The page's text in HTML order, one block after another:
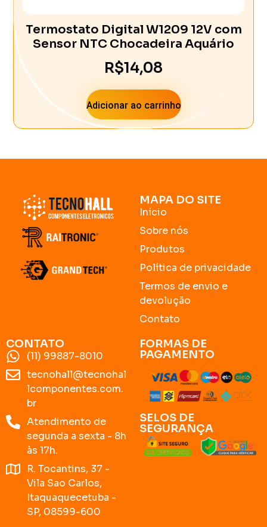
Termostato Digital W1209 12V com
Sensor NTC Chocadeira Aquário
R$14,08
Adicionar ao carrinho
MAPA DO SITE
Início
Sobre nós
Produtos
Política de privacidade
Termos de envio e
devolução
Contato
CONTATO
(11) 99887-8010
tecnohall@tecnohal
lcomponentes.com.
br
Atendimento de
segunda a sexta - 8h
às 17h.
R. Tocantins, 37 -
Vila Sao Carlos,
Itaquaquecetuba -
SP, 08599-600
FORMAS DE
PAGAMENTO
SELOS DE
SEGURANÇA